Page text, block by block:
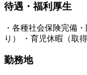
待遇・福利厚生
・各種社会保険完備
り） ・育児休暇（取
勤務地